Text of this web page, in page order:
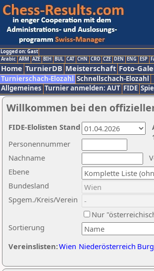
Logged on: Gast
Arabic ARM AZE BIH BUL CAT CHN CRO CZE DEN ENG ESP
Home TurnierDB Meisterschaft Foto-
Turnierschach-Elozahl Schnellschach-Elozahl
Allgemeines Turnier anmelden: AUT FIDE
Willkommen bei den
Nachname
Ebene
Sortierung
Personennummer
Bundesland
Spgem./Kreis/Verein
Nur
Vereinslisten:Wien Niederösterreich
FIDE-Elolisten Stand